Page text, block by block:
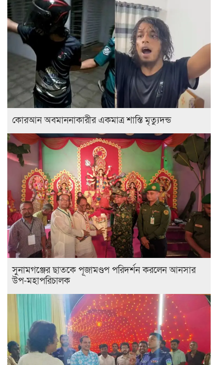
কোরআন অবমাননাকারীর একমাত্র শাস্তি মৃত্যুদন্ড
সুনামগঞ্জের ছাতকে পূজামণ্ডপ পরিদর্শন করলেন আনসার
উপ-মহাপরিচালক